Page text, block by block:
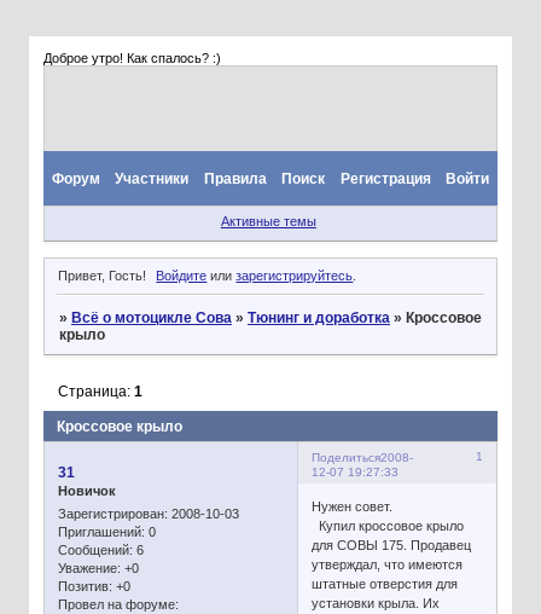
Доброе утро! Как спалось? :)
Форум Участники Правила Поиск Регистрация Войти
Активные темы
Привет, Гость! Войдите илизарегистрируйтесь.
» Всё о мотоцикле Сова » Тюнинг и доработка » Кроссовое
крыло
Кроссовое крыло
Страница: 1
Поделиться 1
2008-
12-07 19:27:33
31
Новичок
Зарегистрирован: 2008-10-03
Приглашений: 0
Сообщений: 6
Уважение: +0
Позитив: +0
Провел на форуме:
Нужен совет.
Купил кроссовое крыло
для СОВЫ 175. Продавец
утверждал, что имеются
штатные отверстия для
установки крыла. Их